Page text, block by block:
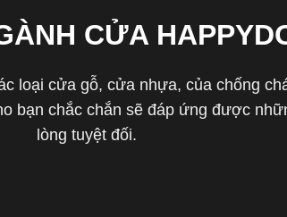
CỬA
loại cửa gỗ, cửa nhựa, của chống
bạn chắc chắn sẽ đáp ứng được
lòng tuyệt đối.